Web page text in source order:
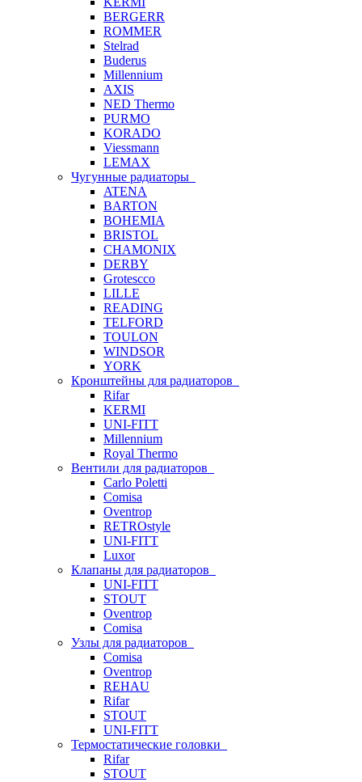
BERGERR
ROMMER
Stelrad
Buderus
Millennium
AXIS
NED Thermo
PURMO
KORADO
Viessmann
LEMAX
Чугунные радиаторы
ATENA
BARTON
BOHEMIA
BRISTOL
CHAMONIX
DERBY
Grotescco
LILLE
READING
TELFORD
TOULON
WINDSOR
YORK
Кронштейны для радиаторов
Rifar
KERMI
UNI-FITT
Millennium
Royal Thermo
Вентили для радиаторов
Carlo Poletti
Comisa
Oventrop
RETROstyle
UNI-FITT
Luxor
Клапаны для радиаторов
UNI-FITT
STOUT
Oventrop
Comisa
Узлы для радиаторов
Comisa
Oventrop
REHAU
Rifar
STOUT
UNI-FITT
Термостатические головки
Rifar
STOUT